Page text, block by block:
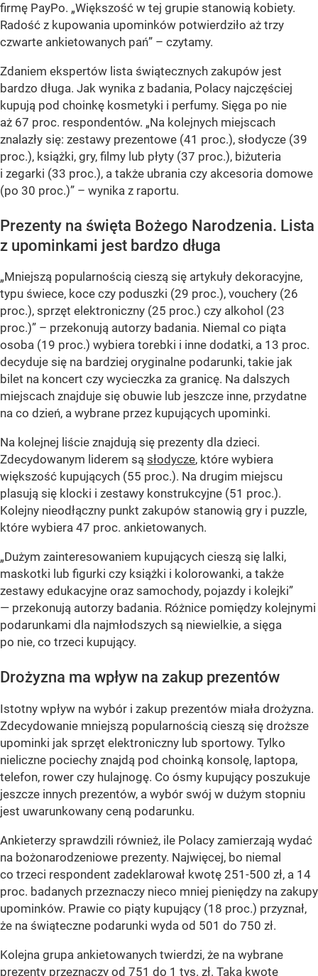
firmę PayPo. „Większość w tej grupie stanowią kobiety.
Radość z kupowania upominków potwierdziło aż trzy
czwarte ankietowanych pań” – czytamy.
Zdaniem ekspertów lista świątecznych zakupów jest
bardzo długa. Jak wynika z badania, Polacy najczęściej
kupują pod choinkę kosmetyki i perfumy. Sięga po nie
aż 67 proc. respondentów. „Na kolejnych miejscach
znalazły się: zestawy prezentowe (41 proc.), słodycze (39
proc.), książki, gry, filmy lub płyty (37 proc.), biżuteria
i zegarki (33 proc.), a także ubrania czy akcesoria domowe
(po 30 proc.)” – wynika z raportu.
Prezenty na święta Bożego Narodzenia. Lista
z upominkami jest bardzo długa
„Mniejszą popularnością cieszą się artykuły dekoracyjne,
typu świece, koce czy poduszki (29 proc.), vouchery (26
proc.), sprzęt elektroniczny (25 proc.) czy alkohol (23
proc.)” – przekonują autorzy badania. Niemal co piąta
osoba (19 proc.) wybiera torebki i inne dodatki, a 13 proc.
decyduje się na bardziej oryginalne podarunki, takie jak
bilet na koncert czy wycieczka za granicę. Na dalszych
miejscach znajduje się obuwie lub jeszcze inne, przydatne
na co dzień, a wybrane przez kupujących upominki.
Na kolejnej liście znajdują się prezenty dla dzieci.
Zdecydowanym liderem są słodycze, które wybiera
większość kupujących (55 proc.). Na drugim miejscu
plasują się klocki i zestawy konstrukcyjne (51 proc.).
Kolejny nieodłączny punkt zakupów stanowią gry i puzzle,
które wybiera 47 proc. ankietowanych.
„Dużym zainteresowaniem kupujących cieszą się lalki,
maskotki lub figurki czy książki i kolorowanki, a także
zestawy edukacyjne oraz samochody, pojazdy i kolejki”
— przekonują autorzy badania. Różnice pomiędzy kolejnymi
podarunkami dla najmłodszych są niewielkie, a sięga
po nie, co trzeci kupujący.
Drożyzna ma wpływ na zakup prezentów
Istotny wpływ na wybór i zakup prezentów miała drożyzna.
Zdecydowanie mniejszą popularnością cieszą się droższe
upominki jak sprzęt elektroniczny lub sportowy. Tylko
nieliczne pociechy znajdą pod choinką konsolę, laptopa,
telefon, rower czy hulajnogę. Co ósmy kupujący poszukuje
jeszcze innych prezentów, a wybór swój w dużym stopniu
jest uwarunkowany ceną podarunku.
Ankieterzy sprawdzili również, ile Polacy zamierzają wydać
na bożonarodzeniowe prezenty. Najwięcej, bo niemal
co trzeci respondent zadeklarował kwotę 251-500 zł, a 14
proc. badanych przeznaczy nieco mniej pieniędzy na zakupy
upominków. Prawie co piąty kupujący (18 proc.) przyznał,
że na świąteczne podarunki wyda od 501 do 750 zł.
Kolejna grupa ankietowanych twierdzi, że na wybrane
prezenty przeznaczy od 751 do 1 tys. zł. Taką kwotę